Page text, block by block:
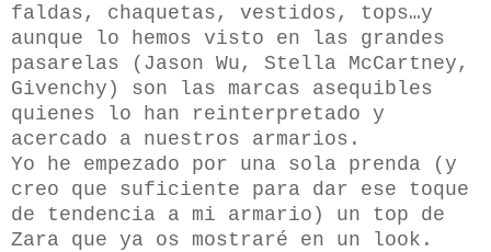
faldas, chaquetas, vestidos, tops…y
aunque lo hemos visto en las grandes
pasarelas (Jason Wu, Stella McCartney,
Givenchy) son las marcas asequibles
quienes lo han reinterpretado y
acercado a nuestros armarios.
Yo he empezado por una sola prenda (y
creo que suficiente para dar ese toque
de tendencia a mi armario) un top de
Zara que ya os mostraré en un look.